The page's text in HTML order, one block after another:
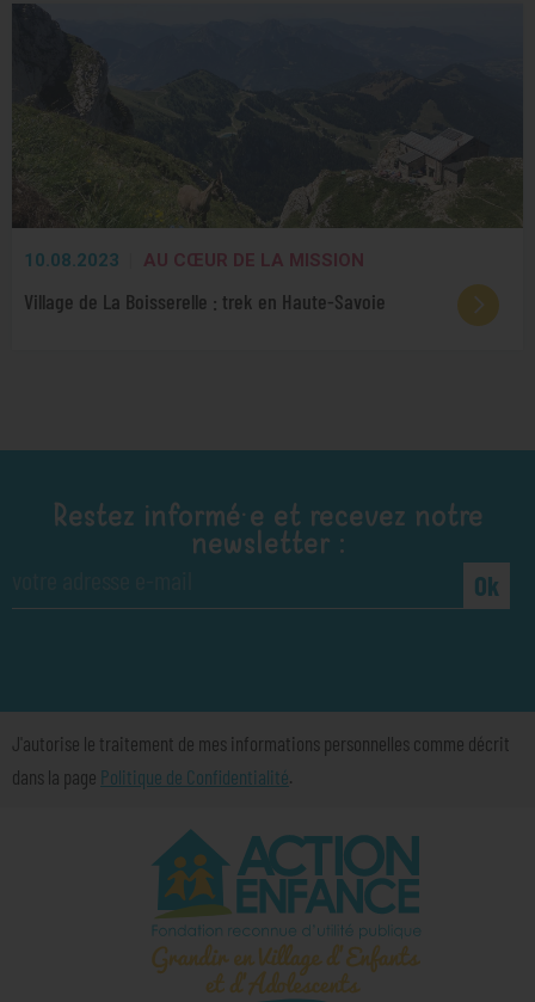
10.08.2023 AU CŒUR DE LA MISSION
Village de La Boisserelle : trek en Haute-Savoie
Restez informé·e et recevez notre
newsletter :
Ok
J'autorise le traitement de mes informations personnelles comme décrit
dans la page Politique de Confidentialité.